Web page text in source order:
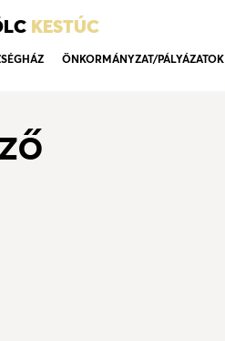
KESTÚC
ÖNKORMÁNYZAT/PÁLYÁZATOK